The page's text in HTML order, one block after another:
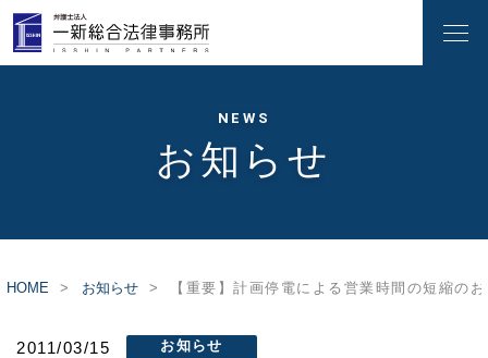
NEWS
お知らせ
HOME お知らせ 【重要】計画停電による営業時間の短縮の
2011/03/15 お知らせ